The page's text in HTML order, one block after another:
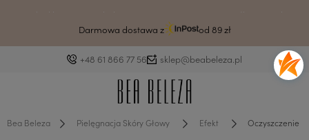
Drodzy klienci ze względu na awarię systemu czas wysyłki może ulec
wydłużeniu.
Darmowa dostawa z od 89 zł
+48 61 866 77 56 sklep@beabeleza.pl
Bea Beleza Pielęgnacja Skóry Głowy Efekt Oczyszczenie